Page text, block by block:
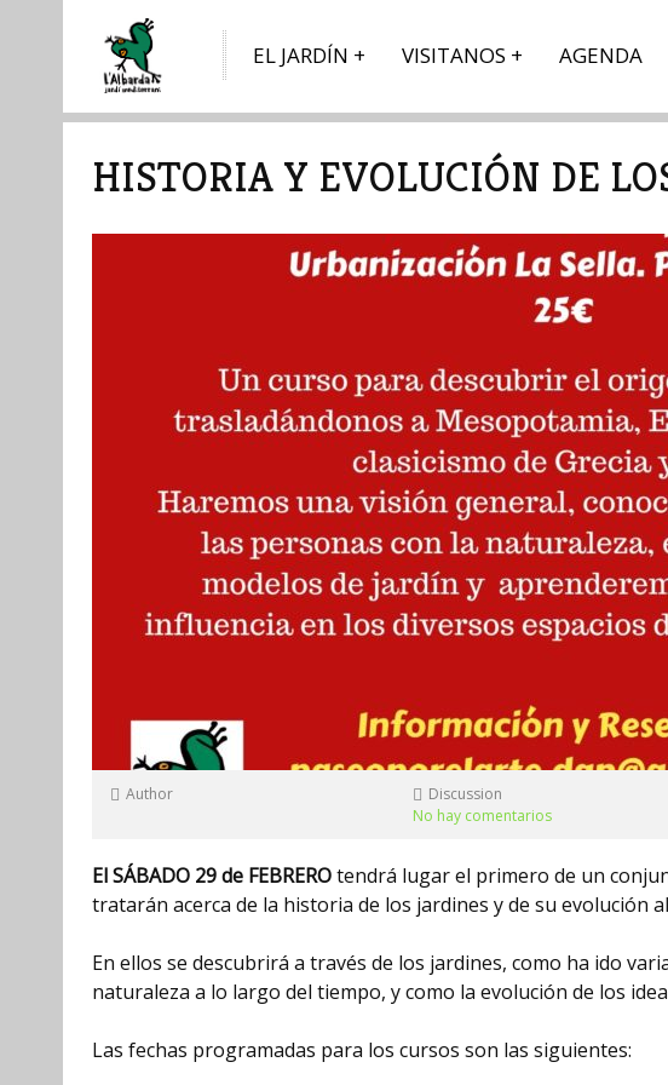
EL JARDÍN VISITANOS AGENDA
HISTORIA Y EVOLUCIÓN DE
Author
Discussion
No hay comentarios
El SÁBADO 29 de FEBREROtendrá lugar el primero de un
tratarán acerca de la historia de los jardines y de su evolución
En ellos se descubrirá a través de los jardines, como ha ido
naturaleza a lo largo del tiempo, y como la evolución de los
Las fechas programadas para los cursos son las siguientes: